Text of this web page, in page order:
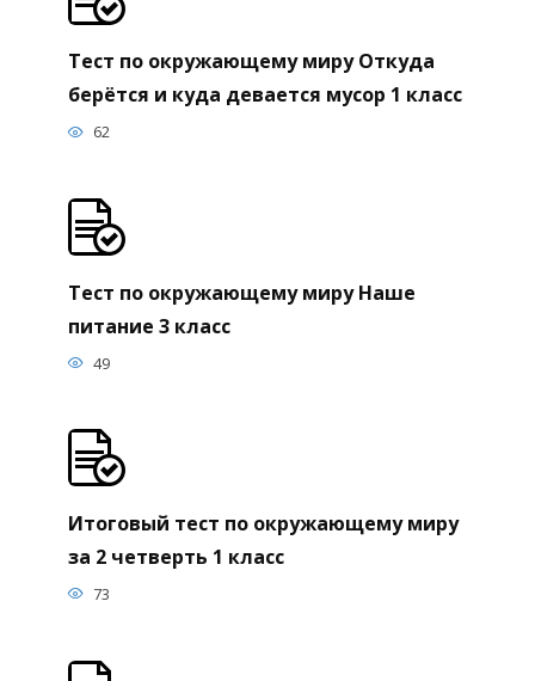
Тест по окружающему миру Откуда
берётся и куда девается мусор 1 класс
62
Тест по окружающему миру Наше
питание 3 класс
49
Итоговый тест по окружающему миру
за 2 четверть 1 класс
73